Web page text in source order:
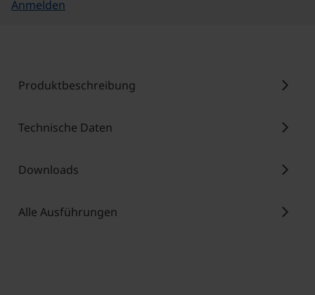
Anmelden
Produktbeschreibung chevron_right
Technische Daten chevron_right
Downloads chevron_right
Alle Ausführungen chevron_right